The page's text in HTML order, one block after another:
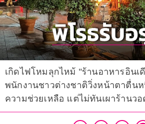
เกิดไฟโหมลุกไหม้ "ร้านอาหารอินเ
พนักงานชาวต่างชาติวิ่งหน้าตาตื่น
ความช่วยเหลือ แต่ไม่ทันเผาร้านว